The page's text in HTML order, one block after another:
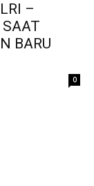
–
BARU
0